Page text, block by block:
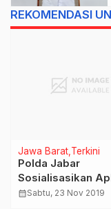
REKOMENDASI
Jawa Barat Terkini
Polda Jabar
Sosialisasikan
E-Pengawasan,
calendar_monthSabtu, 23 Nov 2019